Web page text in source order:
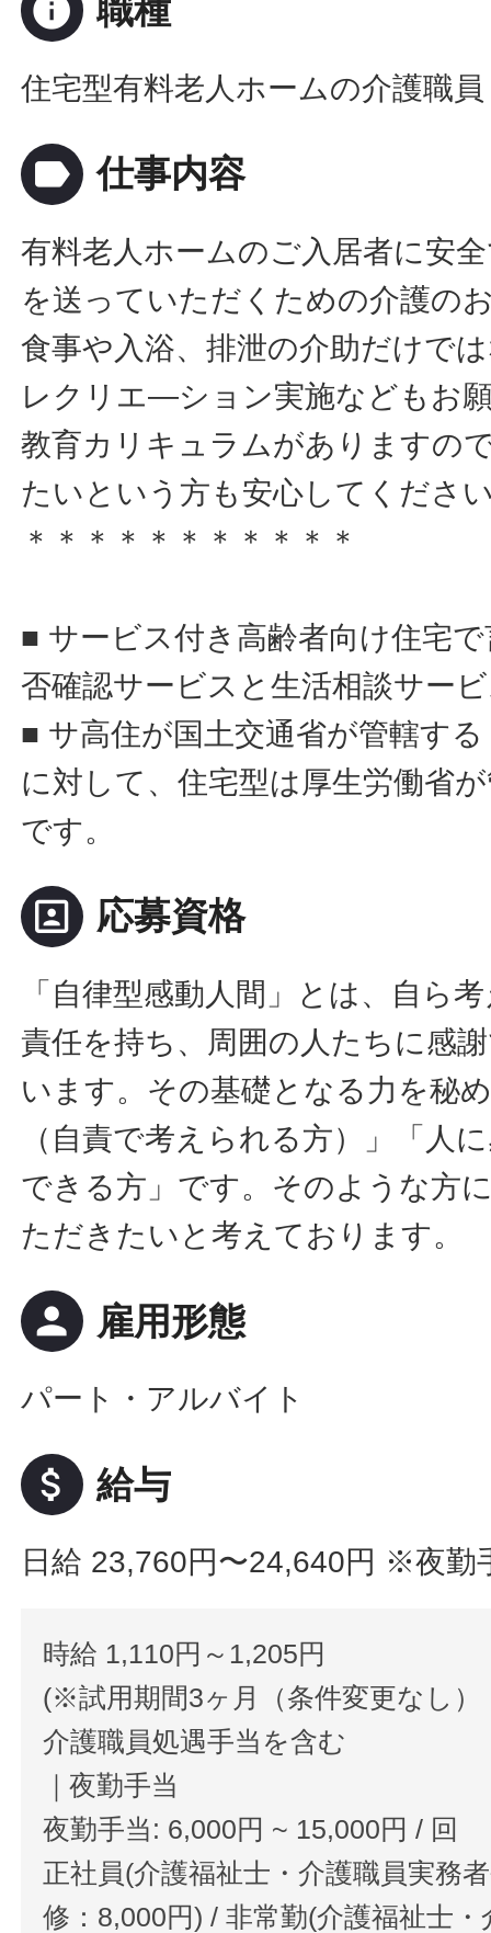
info 職種
住宅型有料老人ホームの介護職員
label 仕事内容
有料老人ホームのご入居者に安
を送っていただくための介護の
食事や入浴、排泄の介助だけで
レクリエ―ション実施などもお
教育カリキュラムがありますの
たいという方も安心してくださ
＊＊＊＊＊＊＊＊＊＊＊
■ サービス付き高齢者向け住宅
否確認サービスと生活相談サー
■ サ高住が国土交通省が管轄す
に対して、住宅型は厚生労働省
です。
portrait 応募資格
「自律型感動人間」とは、自ら
責任を持ち、周囲の人たちに感
います。その基礎となる力を秘
（自責で考えられる方）」「人
できる方」です。そのような方
ただきたいと考えております。
person 雇用形態
パート・アルバイト
attach_money 給与
日給 23,760円〜24,640円 ※夜勤
時給 1,110円～1,205円
(※試用期間3ヶ月（条件変更なし）
介護職員処遇手当を含む
｜夜勤手当
夜勤手当: 6,000円 ~ 15,000円 / 回
正社員(介護福祉士・介護職員実務
修：8,000円) / 非常勤(介護福祉士